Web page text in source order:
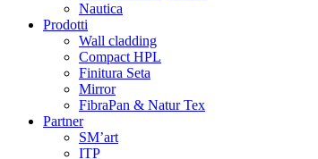
Nautica
Prodotti
Wall cladding
Compact HPL
Finitura Seta
Mirror
FibraPan & Natur Tex
Partner
SM’art
ITP